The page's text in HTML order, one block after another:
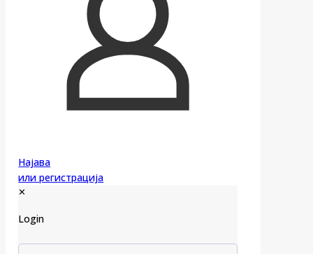
Најава
или регистрација
✕
Login